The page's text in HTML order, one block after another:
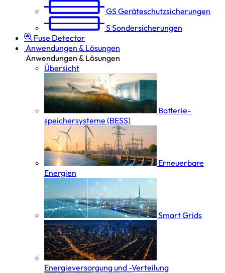
GSGeräteschutz­sicherungen
SSondersicherungen
Fuse Detector
Anwendungen & Lösungen
Anwendungen & Lösungen
Übersicht
Batterie­
speicher­systeme (BESS)
Erneuerbare
Energien
Smart Grids
Energieversorgung und -Verteilung